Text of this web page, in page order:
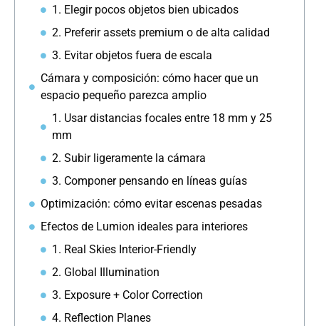
1. Elegir pocos objetos bien ubicados
2. Preferir assets premium o de alta calidad
3. Evitar objetos fuera de escala
Cámara y composición: cómo hacer que un
espacio pequeño parezca amplio
1. Usar distancias focales entre 18 mm y 25
mm
2. Subir ligeramente la cámara
3. Componer pensando en líneas guías
Optimización: cómo evitar escenas pesadas
Efectos de Lumion ideales para interiores
1. Real Skies Interior-Friendly
2. Global Illumination
3. Exposure + Color Correction
4. Reflection Planes